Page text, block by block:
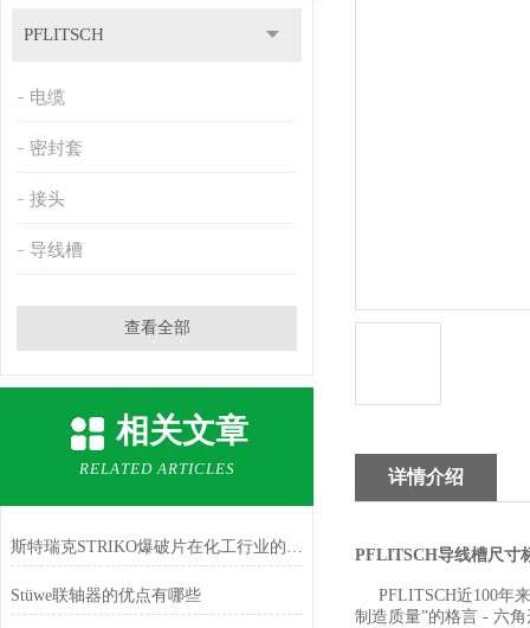
PFLITSCH
电缆
密封套
接头
导线槽
查看全部
相关文章
RELATED ARTICLES
斯特瑞克STRIKO爆破片在化工行业的应用
Stüwe联轴器的优点有哪些
详情介绍
PFLITSCH导线槽尺寸
PFLITSCH近100年来
制造质量”的格言 - 六